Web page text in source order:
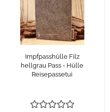
Impfpasshülle Filz
hellgrau Pass - Hülle
Reisepassetui